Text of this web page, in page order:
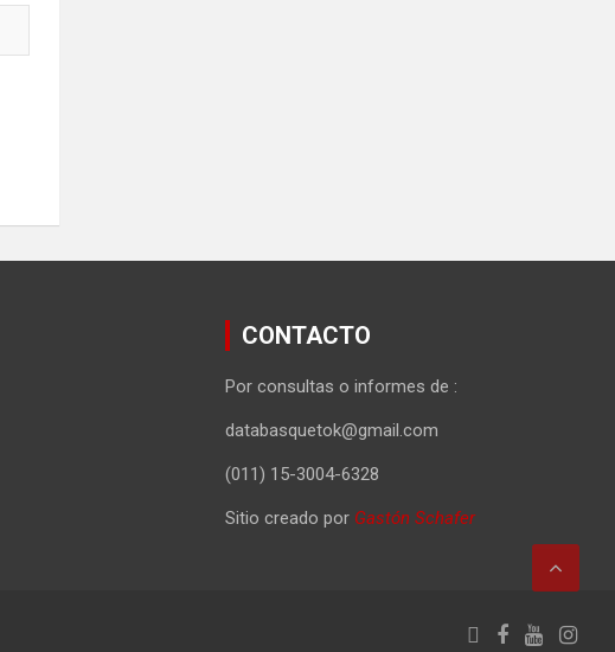
CONTACTO
Por consultas o informes de :
databasquetok@gmail.com
(011) 15-3004-6328
Sitio creado por Gastón Schafer